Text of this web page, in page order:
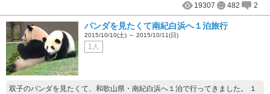
19307
482 2
パンダを見たくて南紀白浜へ１泊旅行
2015/10/10(土) ～ 2015/10/11(日)
1人
双子のパンダを見たくて、和歌山県・南紀白浜へ１泊で行ってきました。 １